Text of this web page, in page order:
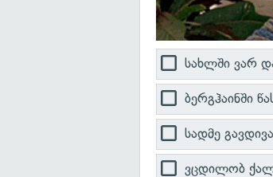
სახლში ვარ
ბერგჰაინში
სადმე
ვცდილობ